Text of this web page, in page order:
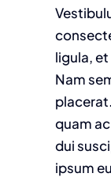
ligula,
Nam
quam
dui
ipsum